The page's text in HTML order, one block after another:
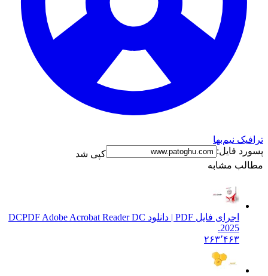
نیم‌بها
فایل:
کپی شد
مشابه
اجرای فایل PDF | دانلود DC
PDF Adobe Acrobat Reader DC
۲۶۳٬۴۶۳